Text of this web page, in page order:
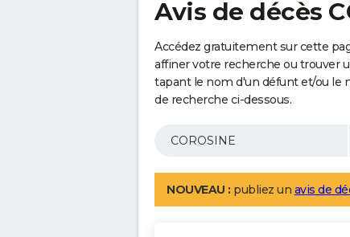
Avis de décès
Accédez gratuitement sur cette
affiner votre recherche ou trouver
tapant le nom d'un défunt et/ou le
de recherche ci-dessous.
NOUVEAU : publiez un avis de